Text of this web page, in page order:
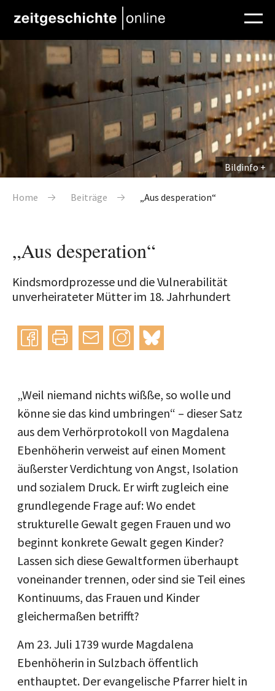
Direkt zum Inhalt
Bildinfo
Pfadnavigation
Home Beiträge „Aus desperation“
„Aus desperation“
Kindsmordprozesse und die Vulnerabilität
unverheirateter Mütter im 18. Jahrhundert
Instagram
bluesky
„Weil niemand nichts wißße, so wolle und
könne sie das kind umbringen“ – dieser Satz
aus dem Verhörprotokoll von Magdalena
Ebenhöherin verweist auf einen Moment
äußerster Verdichtung von Angst, Isolation
und sozialem Druck. Er wirft zugleich eine
grundlegende Frage auf: Wo endet
strukturelle Gewalt gegen Frauen und wo
beginnt konkrete Gewalt gegen Kinder?
Lassen sich diese Gewaltformen überhaupt
voneinander trennen, oder sind sie Teil eines
Kontinuums, das Frauen und Kinder
gleichermaßen betrifft?
Am 23. Juli 1739 wurde Magdalena
Ebenhöherin in Sulzbach öffentlich
enthauptet. Der evangelische Pfarrer hielt in